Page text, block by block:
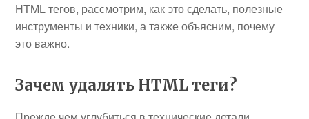
HTML тегов, рассмотрим, как это сделать, полезные
инструменты и техники, а также объясним, почему
это важно.
Зачем удалять HTML теги?